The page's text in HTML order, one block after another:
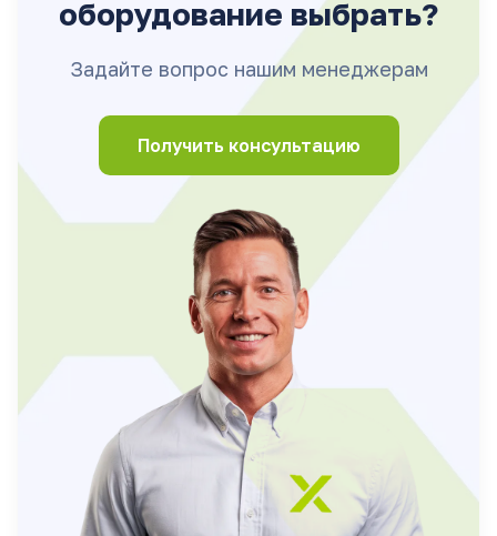
оборудование выбрать?
Задайте вопрос нашим менеджерам
Получить консультацию